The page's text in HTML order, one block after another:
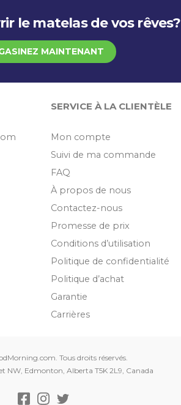
le matelas de vos rêves?
MAINTENANT
SERVICE À LA CLIENTÈLE
Mon compte
Suivi de ma commande
FAQ
À propos de nous
Contactez-nous
Promesse de prix
Conditions d’utilisation
Politique de confidentialité
Politique d’achat
Garantie
Carrières
Tous droits réservés.
NW, Edmonton, Alberta T5K 2L9, Canada